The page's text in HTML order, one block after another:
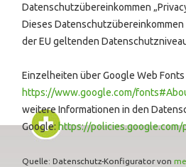
Datenschutzübereinkommen
Dieses
der EU geltenden
Einzelheiten über Google Web
https://www.google.com/
weitere Informationen in den
Google:https://policies.google.com/
Quelle: Datenschutz-Konfigurator von